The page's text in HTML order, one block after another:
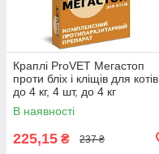
Краплі ProVET Мегастоп
проти бліх і кліщів для котів
до 4 кг, 4 шт, до 4 кг
В наявності
225,15 ₴ 237 ₴